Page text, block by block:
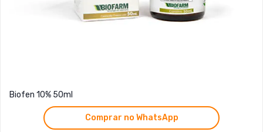
Biofen 10% 50ml
Comprar no WhatsApp